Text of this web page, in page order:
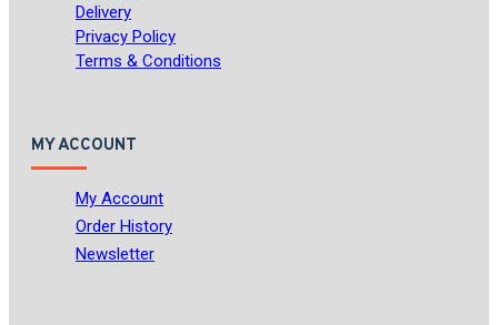
Delivery
Privacy Policy
Terms & Conditions
MY ACCOUNT
My Account
Order History
Newsletter